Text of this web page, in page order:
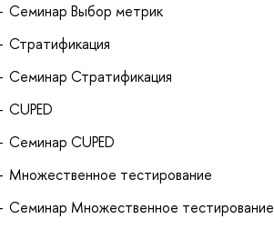
Семинар Выбор метрик
Стратификация
Семинар Стратификация
CUPED
Семинар CUPED
Множественное тестирование
Семинар Множественное тестирование